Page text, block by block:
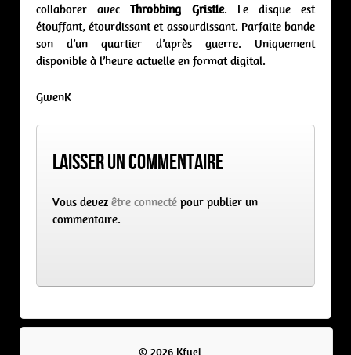
collaborer avecThrobbing Gristle. Le disque est
étouffant, étourdissant et assourdissant. Parfaite bande
son d’un quartier d’après guerre. Uniquement
disponible à l’heure actuelle en format digital.
GwenK
Laisser un commentaire
Vous devez être connecté pour publier un
commentaire.
© 2026 Kfuel